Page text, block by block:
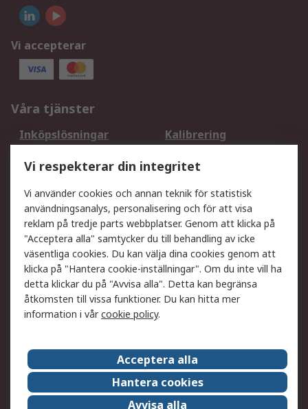
Vi accepterar
Våra tjänster
Inköpslösningar
Kalibrering
DesignSpark
Teknisk Support
Ditt lokala säljteam
Exportlösningar
Support
Få hjälp
Retur av varor
Leverans
Spåra din order
Begär en fakturakopi
Fördelar med RS-konto
Betalningsalternativ
Om RS
Försäljningsvillkor
Det juridiska
Press Centre
Vi respekterar din integritet
Vi använder cookies och annan teknik för statistisk
användningsanalys, personalisering och för att visa
reklam på tredje parts webbplatser. Genom att klicka på
"Acceptera alla" samtycker du till behandling av icke
väsentliga cookies. Du kan välja dina cookies genom att
klicka på "Hantera cookie-inställningar". Om du inte vill ha
detta klickar du på "Avvisa alla". Detta kan begränsa
åtkomsten till vissa funktioner. Du kan hitta mer
information i vårcookie policy.
Acceptera alla
Hantera cookies
Avvisa alla